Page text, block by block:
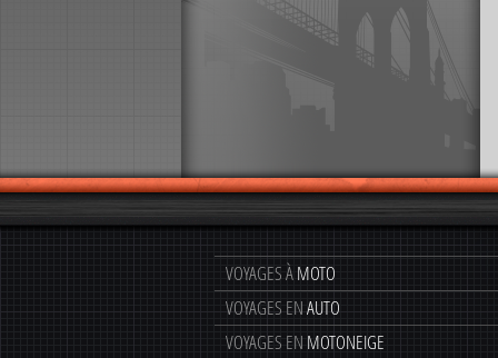
VOYAGES ÀMOTO
VOYAGES ENAUTO
VOYAGES EN MOTONEIGE